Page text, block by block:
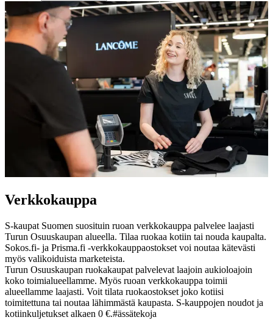
Verkkokauppa
S-kaupat Suomen suosituin ruoan verkkokauppa palvelee laajasti
Turun Osuuskaupan alueella. Tilaa ruokaa kotiin tai nouda kaupalta.
Sokos.fi- ja Prisma.fi -verkkokauppaostokset voi noutaa kätevästi
myös valikoiduista marketeista.
Turun Osuuskaupan ruokakaupat palvelevat laajoin aukioloajoin
koko toimialueellamme. Myös ruoan verkkokauppa toimii
alueellamme laajasti. Voit tilata ruokaostokset joko kotiisi
toimitettuna tai noutaa lähimmästä kaupasta. S-kauppojen noudot ja
kotiinkuljetukset alkaen 0 €.#ässätekoja